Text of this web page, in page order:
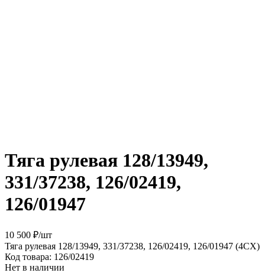
Тяга рулевая 128/13949,
331/37238, 126/02419,
126/01947
10 500 ₽/шт
Тяга рулевая 128/13949, 331/37238, 126/02419, 126/01947 (4CX)
Код товара: 126/02419
Нет в наличии